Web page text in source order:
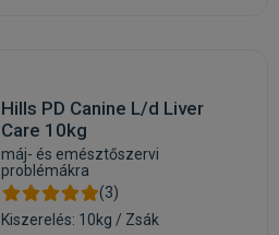
Hills PD Canine L/d Liver
Care 10kg
máj- és emésztőszervi
problémákra
(3)
Kiszerelés: 10kg / Zsák